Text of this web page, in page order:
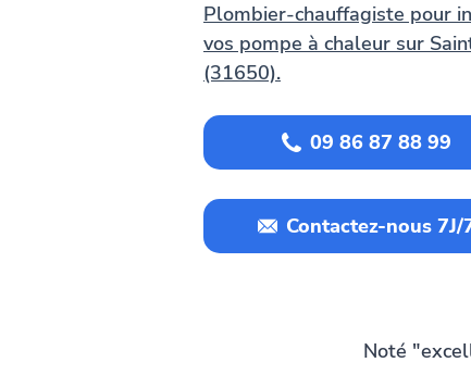
Plombier-chauffagiste pour
vos pompe à chaleur sur
(31650).
09 86 87 88 99
Contactez-nous 7J/
Noté